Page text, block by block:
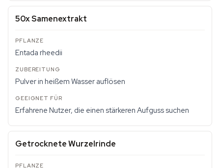
50x Samenextrakt
Entada rheedii
Pulver in heißem Wasser auflösen
Erfahrene Nutzer, die einen stärkeren Aufguss suchen
Getrocknete Wurzelrinde